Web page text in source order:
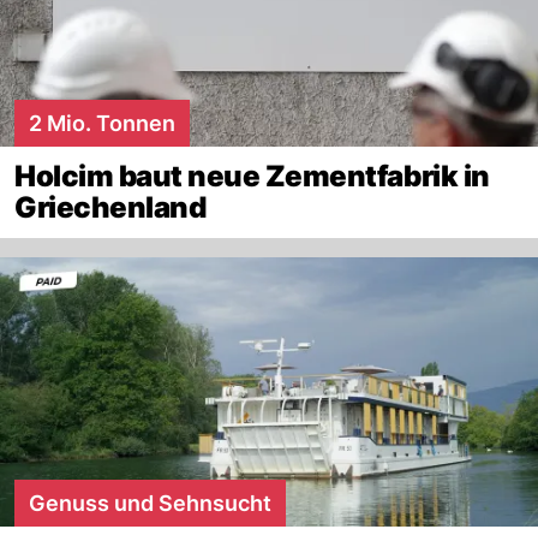
2 Mio. Tonnen
Holcim baut neue Zementfabrik in
Griechenland
Genuss und Sehnsucht